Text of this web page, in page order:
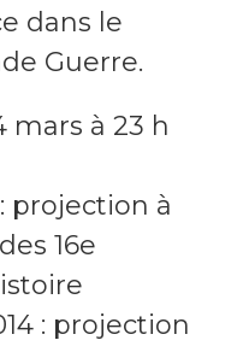
dans le
Guerre.
mars à 23 h
projection à
16e
: projection